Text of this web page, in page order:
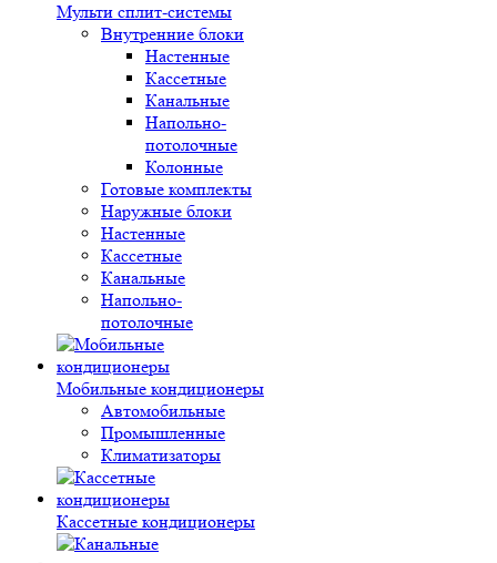
Мульти сплит-системы
Внутренние блоки
Настенные
Кассетные
Канальные
Напольно-
потолочные
Колонные
Готовые комплекты
Наружные блоки
Настенные
Кассетные
Канальные
Напольно-
потолочные
Мобильные кондиционеры
Автомобильные
Промышленные
Климатизаторы
Кассетные кондиционеры